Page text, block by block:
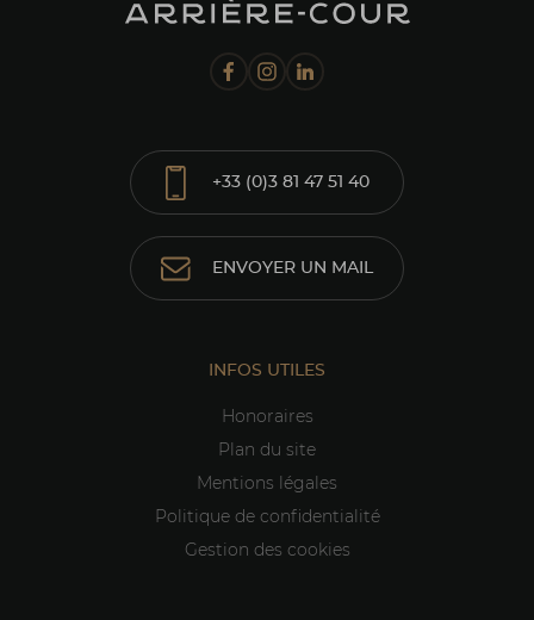
+33 (0)3 81 47 51 40
ENVOYER UN MAIL
INFOS UTILES
Honoraires
Plan du site
Mentions légales
Politique de confidentialité
Gestion des cookies